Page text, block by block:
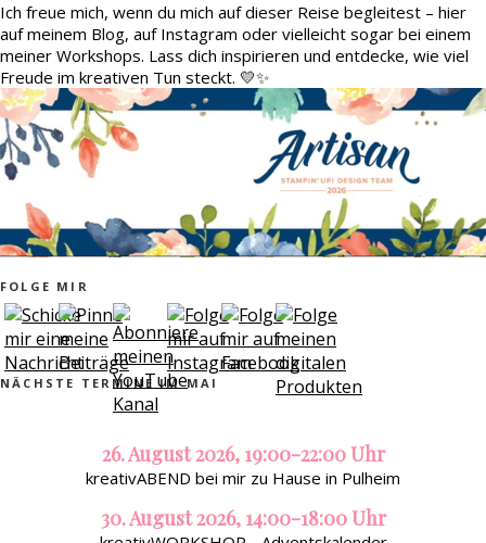
Ich freue mich, wenn du mich auf dieser Reise begleitest – hier
auf meinem Blog, auf Instagram oder vielleicht sogar bei einem
meiner Workshops. Lass dich inspirieren und entdecke, wie viel
Freude im kreativen Tun steckt. 💛✨
FOLGE MIR
NÄCHSTE TERMINE IM MAI
26. August 2026, 19:00-22:00 Uhr
kreativABEND bei mir zu Hause in Pulheim
30. August 2026, 14:00-18:00 Uhr